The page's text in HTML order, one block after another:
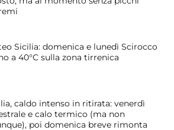
Sicilia: domenica e lunedì Scirocco
a 40°C sulla zona tirrenica
caldo intenso in ritirata: venerdì
e calo termico (ma non
poi domenica breve rimonta